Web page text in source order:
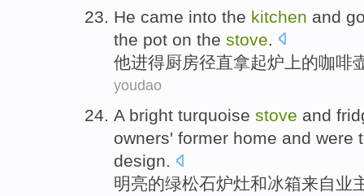
He came into the kitchen and
the pot on the stove
他进得厨房径直拿起炉 上的咖啡
youdao
A bright turquoise stove and
owners' former home and were
design.
明亮的绿松石炉灶和冰箱来自业